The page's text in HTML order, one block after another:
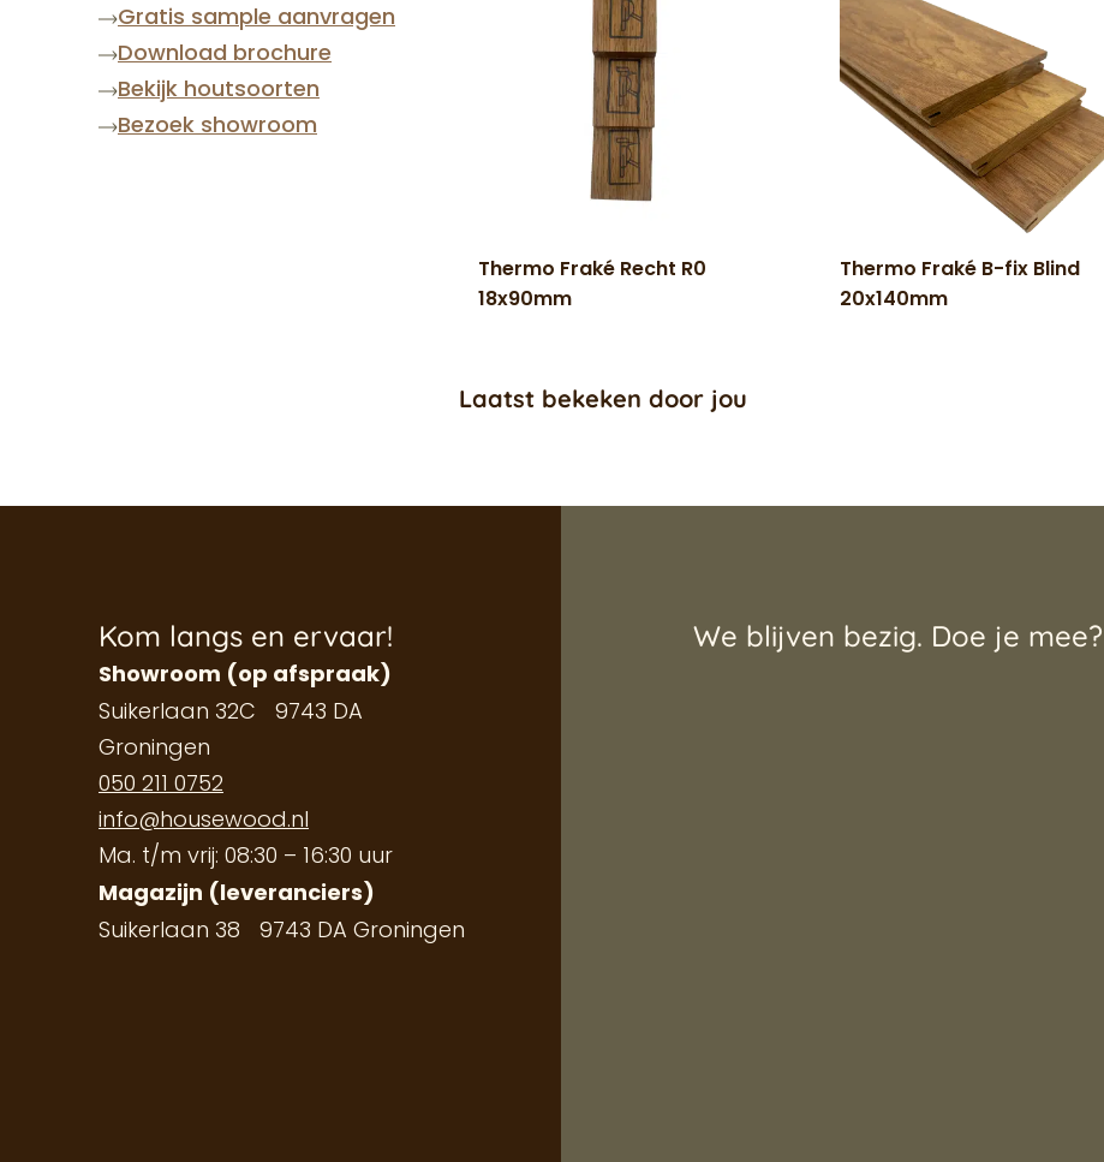
Gratis sample aanvragen
Download brochure
Bekijk houtsoorten
Bezoek showroom
Thermo Fraké Recht R0
18x90mm
Thermo Fraké B-fix Blind
20x140mm
Laatst bekeken door jou
Kom langs en ervaar!
Showroom (op afspraak)
Suikerlaan 32C 9743 DA
Groningen
050 211 0752
info@housewood.nl
Ma. t/m vrij: 08:30 – 16:30 uur
Magazijn (leveranciers)
Suikerlaan 38 9743 DA Groningen
We blijven bezig. Doe je mee?